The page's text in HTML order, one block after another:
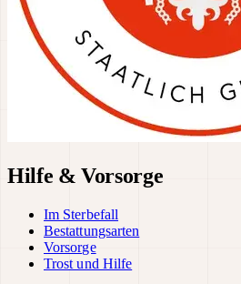
Hilfe & Vorsorge
Im Sterbefall
Bestattungsarten
Vorsorge
Trost und Hilfe